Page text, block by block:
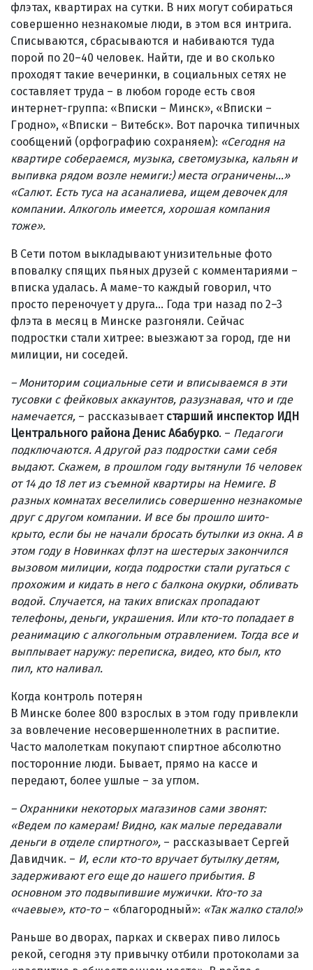
флэтах, квартирах на сутки. В них могут собираться
совершенно незнакомые люди, в этом вся интрига.
Списываются, сбрасываются и набиваются туда
порой по 20–40 человек. Найти, где и во сколько
проходят такие вечеринки, в социальных сетях не
составляет труда – в любом городе есть своя
интернет-группа: «Вписки – Минск», «Вписки –
Гродно», «Вписки – Витебск». Вот парочка типичных
сообщений (орфографию сохраняем): «Сегодня на
квартире собераемся, музыка, светомузыка, кальян и
выпивка рядом возле немиги:) места ограничены…»
«Салют. Есть туса на асаналиева, ищем девочек для
компании. Алкоголь имеется, хорошая компания
тоже».
В Сети потом выкладывают унизительные фото
вповалку спящих пьяных друзей с комментариями –
вписка удалась. А маме-то каждый говорил, что
просто переночует у друга… Года три назад по 2–3
флэта в месяц в Минске разгоняли. Сейчас
подростки стали хитрее: выезжают за город, где ни
милиции, ни соседей.
– Мониторим социальные сети и вписываемся в эти
тусовки с фейковых аккаунтов, разузнавая, что и где
намечается, – рассказываетстарший инспектор ИДН
Центрального района Денис Абабурко. – Педагоги
подключаются. А другой раз подростки сами себя
выдают. Скажем, в прошлом году вытянули 16 человек
от 14 до 18 лет из съемной квартиры на Немиге. В
разных комнатах веселились совершенно незнакомые
друг с другом компании. И все бы прошло шито-
крыто, если бы не начали бросать бутылки из окна. А в
этом году в Новинках флэт на шестерых закончился
вызовом милиции, когда подростки стали ругаться с
прохожим и кидать в него с балкона окурки, обливать
водой. Случается, на таких вписках пропадают
телефоны, деньги, украшения. Или кто-то попадает в
реанимацию с алкогольным отравлением. Тогда все и
выплывает наружу: переписка, видео, кто был, кто
пил, кто наливал.
Когда контроль потерян
В Минске более 800 взрослых в этом году привлекли
за вовлечение несовершеннолетних в распитие.
Часто малолеткам покупают спиртное абсолютно
посторонние люди. Бывает, прямо на кассе и
передают, более ушлые – за углом.
– Охранники некоторых магазинов сами звонят:
«Ведем по камерам! Видно, как малые передавали
деньги в отделе спиртного», – рассказывает Сергей
Давидчик. – И, если кто-то вручает бутылку детям,
задерживают его еще до нашего прибытия. В
основном это подвыпившие мужички. Кто-то за
«чаевые», кто-то – «благородный»: «Так жалко стало!»
Раньше во дворах, парках и скверах пиво лилось
рекой, сегодня эту привычку отбили протоколами за